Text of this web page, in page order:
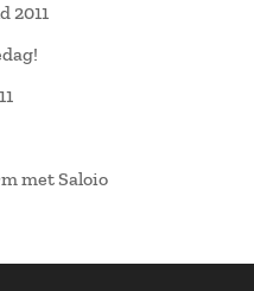
2011
met Saloio